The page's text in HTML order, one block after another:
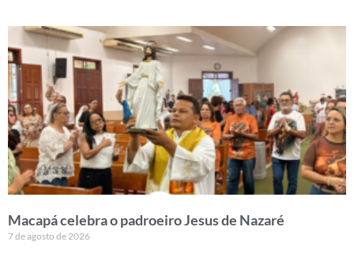
Macapá celebra o padroeiro Jesus de Nazaré
7 de agosto de 2026